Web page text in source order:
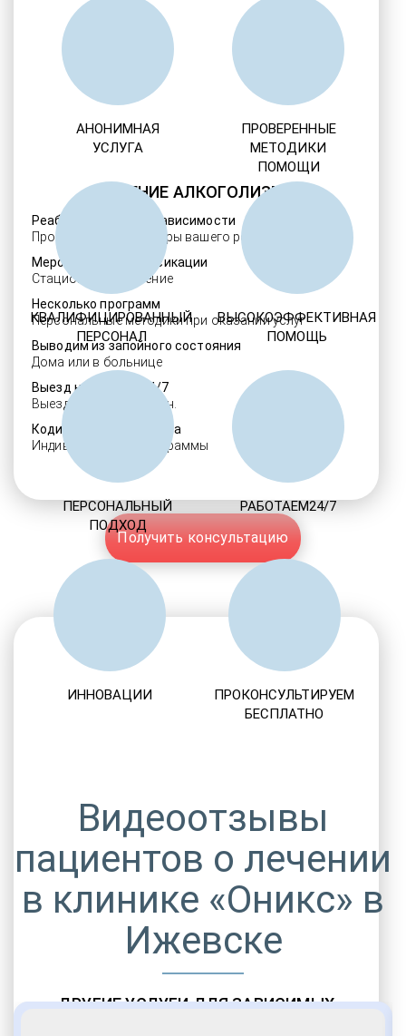
ЛЕЧЕНИЕ АЛКОГОЛИЗМА
Реабилитация алкозависимости
Проверенные ребцентры вашего региона
Мероприятия детоксикации
Стационарное лечение
Несколько программ
Персональные методики при оказании услуг
Выводим из запойного состояния
Дома или в больнице
Выезд нарколога 24/7
Выезд в течение 30 мин.
Кодировка алкоголизма
Индивидуальные программы
Получить консультацию
ДРУГИЕ УСЛУГИ ДЛЯ ЗАВИСИМЫХ
АНОНИМНАЯ
УСЛУГА
ПРОВЕРЕННЫЕ
МЕТОДИКИ
ПОМОЩИ
КВАЛИФИЦИРОВАННЫЙ
ПЕРСОНАЛ
ВЫСОКОЭФФЕКТИВНАЯ
ПОМОЩЬ
ПЕРСОНАЛЬНЫЙ
ПОДХОД
РАБОТАЕМ24/7
ИННОВАЦИИ
ПРОКОНСУЛЬТИРУЕМ
БЕСПЛАТНО
Видеоотзывы
пациентов о лечении
в клинике «Оникс» в
Ижевске